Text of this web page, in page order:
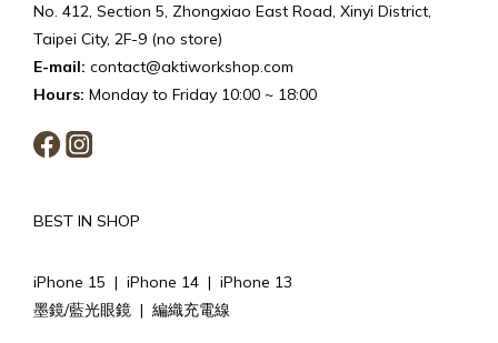
No. 412, Section 5, Zhongxiao East Road, Xinyi District,
Taipei City, 2F-9 (no store)
E-mail: contact@aktiworkshop.com
Hours: Monday to Friday 10:00 ~ 18:00
BEST IN SHOP
iPhone 15 | iPhone 14 | iPhone 13
墨鏡/藍光眼鏡 | 編織充電線